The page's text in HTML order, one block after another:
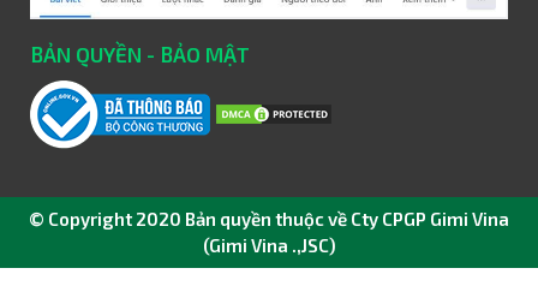
BẢN QUYỀN - BẢO MẬT
© Copyright 2020 Bản quyền thuộc về Cty CPGP Gimi Vina
(Gimi Vina .,JSC)